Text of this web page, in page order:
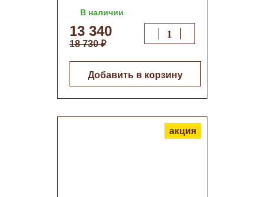
стекло 8мм нерж.сталь
гл.
200мм+квадр.сифон+корзина
В наличии
13 340
18 730 ₽
Добавить в корзину
акция